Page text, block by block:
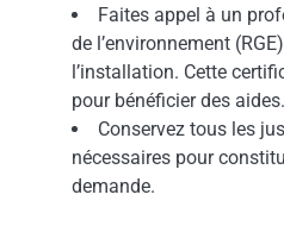
Faites appel à un
de l’environnement
l’installation. Cette
pour bénéficier des aides.
Conservez tous les
nécessaires pour
demande.